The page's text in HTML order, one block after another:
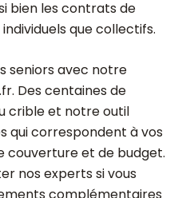
bien les contrats de
que collectifs.
seniors avec notre
Des centaines de
crible et notre outil
qui correspondent à vos
couverture et de budget.
nos experts si vous